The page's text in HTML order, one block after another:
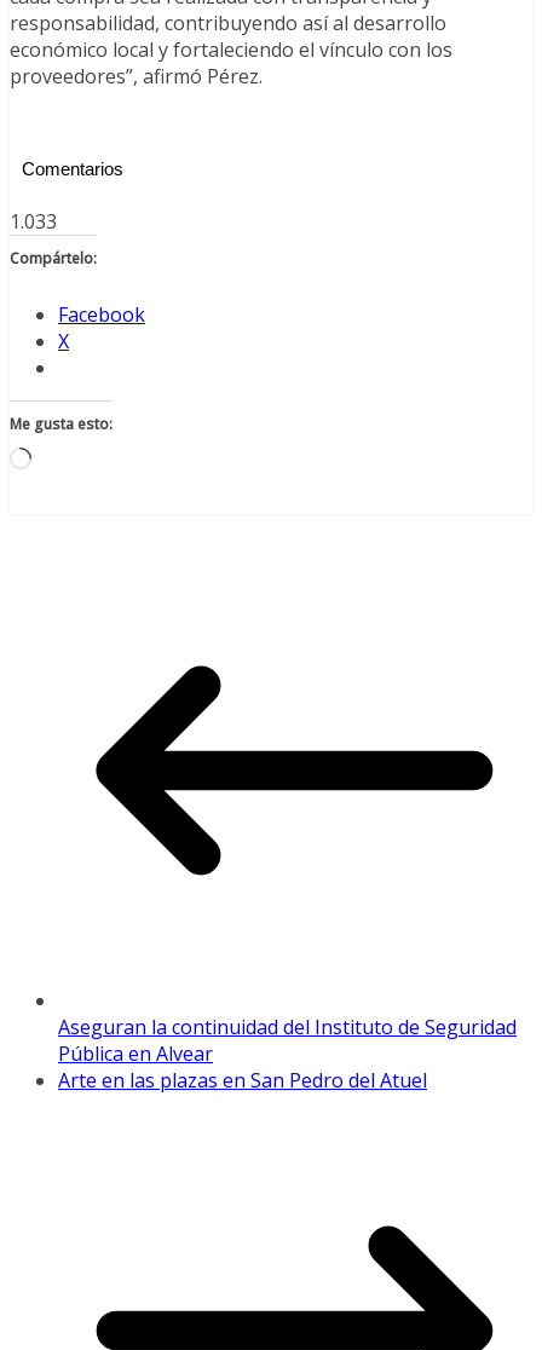
responsabilidad, contribuyendo así al desarrollo
económico local y fortaleciendo el vínculo con los
proveedores”, afirmó Pérez.
Comentarios
1.033
Compártelo:
Facebook
X
Me gusta esto:
Cargando...
Aseguran la continuidad del Instituto de Seguridad
Pública en Alvear
Arte en las plazas en San Pedro del Atuel